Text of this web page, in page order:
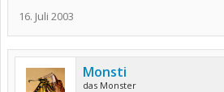
16. Juli 2003
Monsti
das Monster